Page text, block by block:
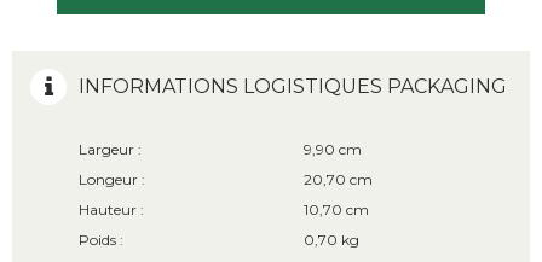
INFORMATIONS LOGISTIQUES PACKAGING
Largeur :
9,90 cm
Longeur :
20,70 cm
Hauteur :
10,70 cm
Poids :
0,70 kg